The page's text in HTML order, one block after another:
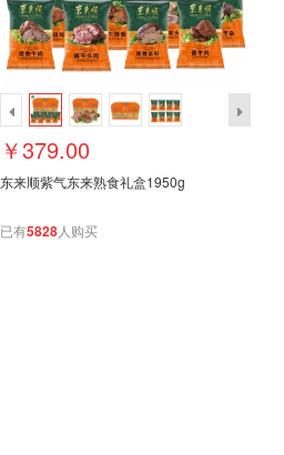
￥379.00
东来顺紫气东来熟食礼盒1950g
已有5828人购买